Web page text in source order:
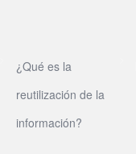
¿Qué es la
reutilización de la
información?